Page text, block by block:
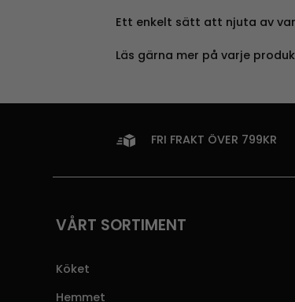
Ett enkelt sätt att njuta av
Läs gärna mer på varje
FRI FRAKT ÖVER 799KR
VÅRT SORTIMENT
Köket
Hemmet